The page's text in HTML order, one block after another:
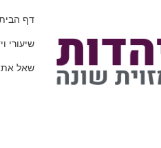
דף
שיעורי
שאל